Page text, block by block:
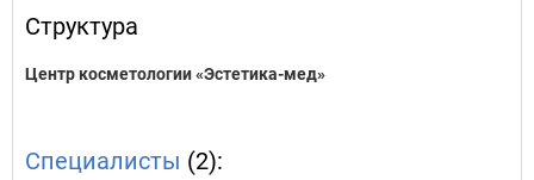
Структура
Центр косметологии «Эстетика-мед»
Специалисты (2):